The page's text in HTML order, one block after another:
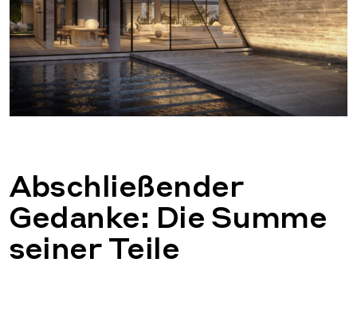
Abschließender
Gedanke: Die Summe
seiner Teile